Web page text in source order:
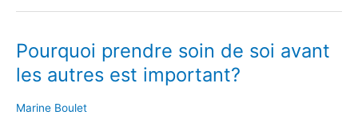
Pourquoi prendre soin de soi avant
les autres est important?
Marine Boulet
Pourquoi
prendre
soin